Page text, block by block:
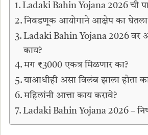
Ladaki Bahin Yojana 2026 ची
निवडणूक आयोगाने आक्षेप का
Ladaki Bahin Yojana 2026 वर
काय?
मग ₹3000 एकत्र मिळणार का?
याआधीही असा विलंब झाला होता
महिलांनी आत्ता काय करावे?
Ladaki Bahin Yojana 2026 –